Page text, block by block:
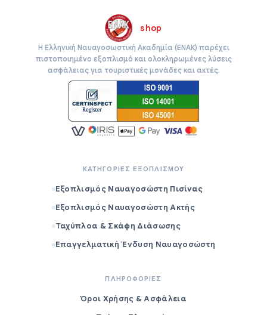
shop
Η Ελληνική Ναυαγοσωστική Ακαδημία (ΕΝΑΚ) παρέχει
πιστοποιημένο εξοπλισμό και ολοκληρωμένες λύσεις
ασφάλειας για τουριστικές μονάδες και ακτές.
ΚΑΤΗΓΟΡΙΕΣ ΕΞΟΠΛΙΣΜΟΥ
Εξοπλισμός Ναυαγοσώστη Πισίνας
Εξοπλισμός Ναυαγοσώστη Ακτής
Ταχύπλοα & Σκάφη Διάσωσης
Επαγγελματική Ένδυση Ναυαγοσώστη
ΠΛΗΡΟΦΟΡΙΕΣ
Όροι Χρήσης & Ασφάλεια